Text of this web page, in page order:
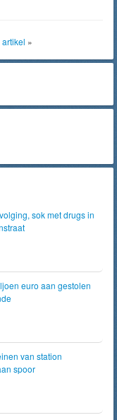
»
sok met drugs in
euro aan gestolen
van station
spoor